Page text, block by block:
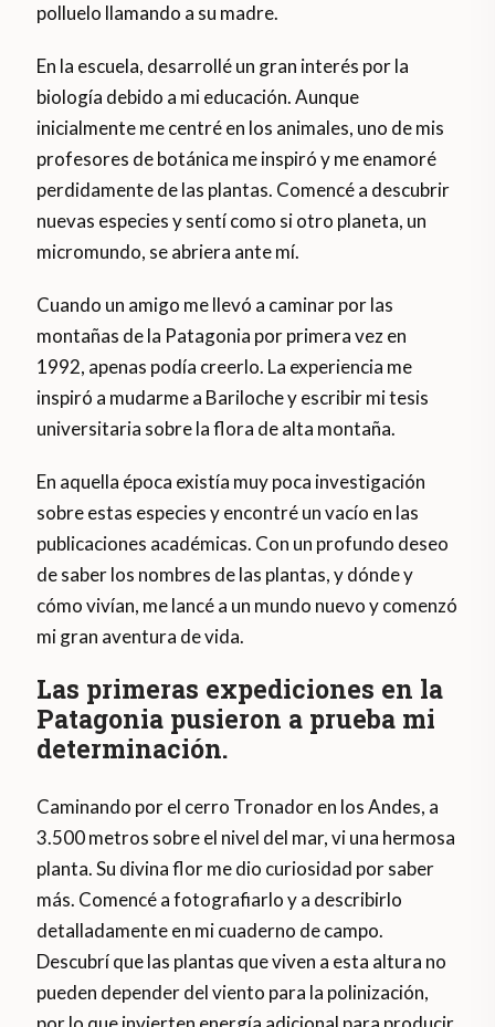
polluelo llamando a su madre.
En la escuela, desarrollé un gran interés por la
biología debido a mi educación. Aunque
inicialmente me centré en los animales, uno de mis
profesores de botánica me inspiró y me enamoré
perdidamente de las plantas. Comencé a descubrir
nuevas especies y sentí como si otro planeta, un
micromundo, se abriera ante mí.
Cuando un amigo me llevó a caminar por las
montañas de la Patagonia por primera vez en
1992, apenas podía creerlo. La experiencia me
inspiró a mudarme a Bariloche y escribir mi tesis
universitaria sobre la flora de alta montaña.
En aquella época existía muy poca investigación
sobre estas especies y encontré un vacío en las
publicaciones académicas. Con un profundo deseo
de saber los nombres de las plantas, y dónde y
cómo vivían, me lancé a un mundo nuevo y comenzó
mi gran aventura de vida.
Las primeras expediciones en la
Patagonia pusieron a prueba mi
determinación.
Caminando por el cerro Tronador en los Andes, a
3.500 metros sobre el nivel del mar, vi una hermosa
planta. Su divina flor me dio curiosidad por saber
más. Comencé a fotografiarlo y a describirlo
detalladamente en mi cuaderno de campo.
Descubrí que las plantas que viven a esta altura no
pueden depender del viento para la polinización,